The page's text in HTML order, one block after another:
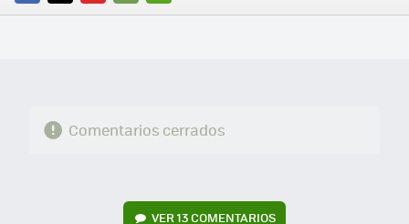
FACEBOOK
TWITTERFLIPBOARD
E-
WHATSAPP
Comentarios cerrados
VER13 COMENTARIOS